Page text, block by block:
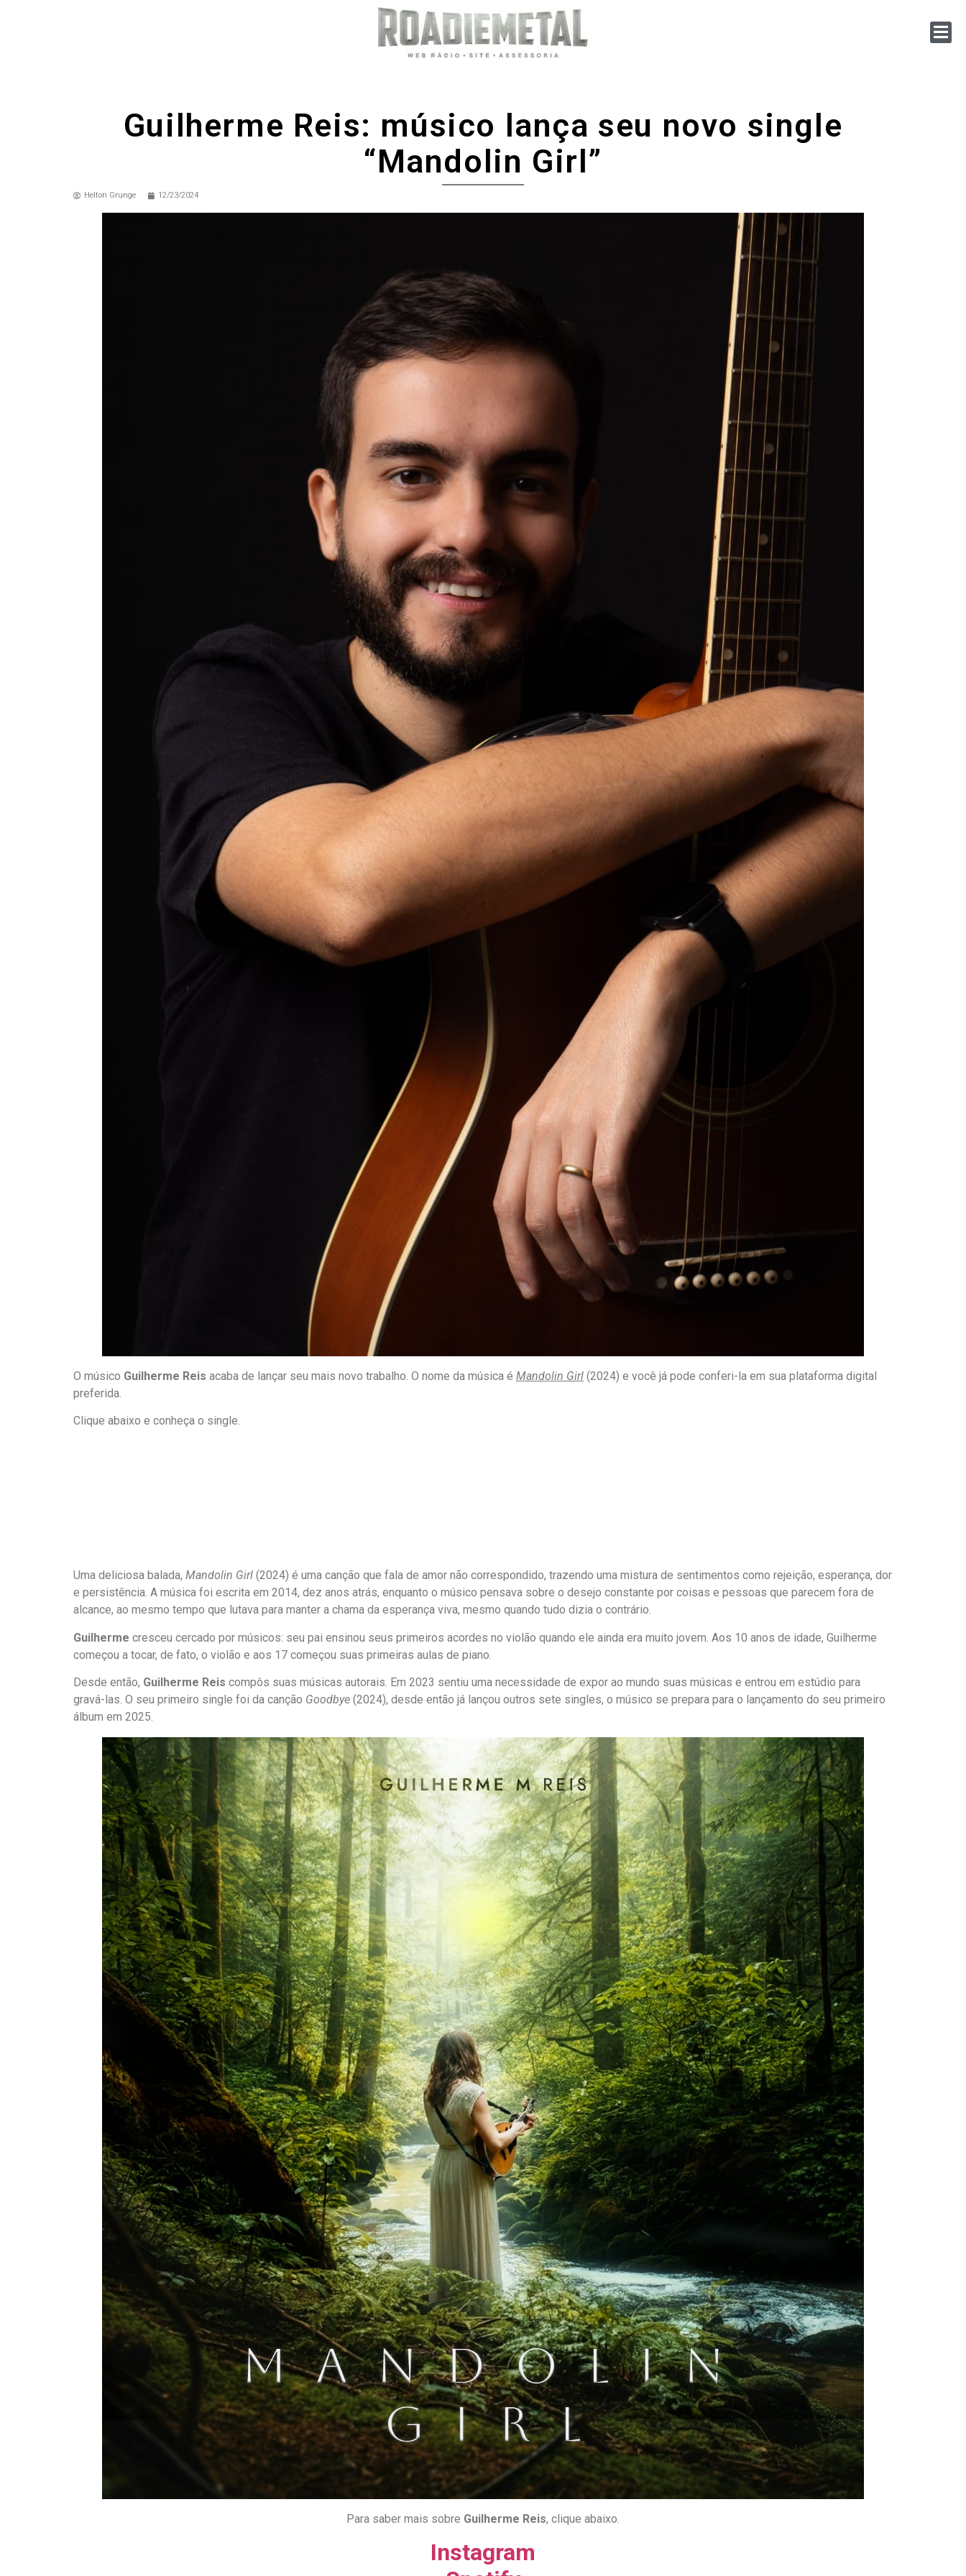
Guilherme Reis: músico lança seu novo single
“Mandolin Girl”
Helton Grunge 12/23/2024
O músico Guilherme Reis acaba de lançar seu mais novo trabalho. O nome da música é Mandolin Girl (2024) e você já pode conferi-la em sua plataforma digital
preferida.
Clique abaixo e conheça o single.
Uma deliciosa balada, Mandolin Girl (2024) é uma canção que fala de amor não correspondido, trazendo uma mistura de sentimentos como rejeição, esperança, dor
e persistência. A música foi escrita em 2014, dez anos atrás, enquanto o músico pensava sobre o desejo constante por coisas e pessoas que parecem fora de
alcance, ao mesmo tempo que lutava para manter a chama da esperança viva, mesmo quando tudo dizia o contrário.
Guilherme cresceu cercado por músicos: seu pai ensinou seus primeiros acordes no violão quando ele ainda era muito jovem. Aos 10 anos de idade, Guilherme
começou a tocar, de fato, o violão e aos 17 começou suas primeiras aulas de piano.
Desde então, Guilherme Reis compôs suas músicas autorais. Em 2023 sentiu uma necessidade de expor ao mundo suas músicas e entrou em estúdio para
gravá-las. O seu primeiro single foi da canção Goodbye (2024), desde então já lançou outros sete singles, o músico se prepara para o lançamento do seu primeiro
álbum em 2025.
Para saber mais sobre Guilherme Reis, clique abaixo.
Instagram